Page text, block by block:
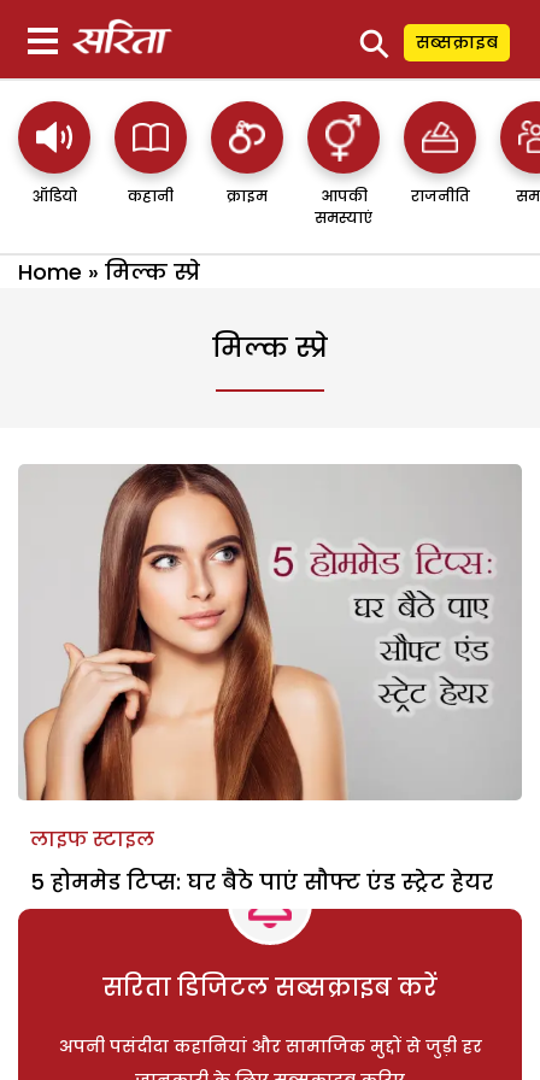
⚲ सब्सक्राइब
ऑडियो कहानी क्राइम
आपकी
समस्याएं
राजनीति
Home » मिल्क स्प्रे
मिल्क स्प्रे
लाइफ स्टाइल
5 होममेड टिप्स: घर बैठे पाएं सौफ्ट एंड स्ट्रेट हेयर
सरिता डिजिटल सब्सक्राइब करें
अपनी पसंदीदा कहानियां और सामाजिक मुद्दों से जुड़ी हर